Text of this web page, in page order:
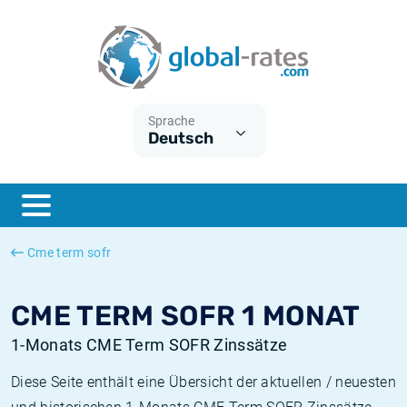
Sprache
Deutsch
Cme term sofr
CME TERM SOFR 1 MONAT
1-Monats CME Term SOFR Zinssätze
Diese Seite enthält eine Übersicht der aktuellen / neuesten
ESTER
SONIA
Was ist die VPI-Inflation?
Was ist die HVPI-Inflation?
Deutsche inflation
Europäische inflation
Historische Euribor-Sätze
Historische ESTER-Sätze
Historische SOFR-Sätze
Historische SONIA-Sätze
Inflationsrechner